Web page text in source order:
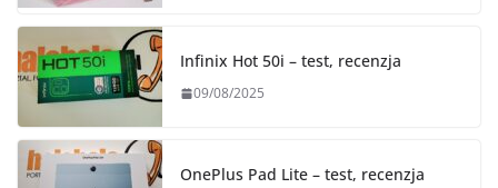
Infinix Hot 50i – test, recenzja
09/08/2025
OnePlus Pad Lite – test, recenzja